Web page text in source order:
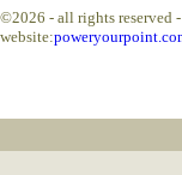
©2026 - all rights reserved -
website: